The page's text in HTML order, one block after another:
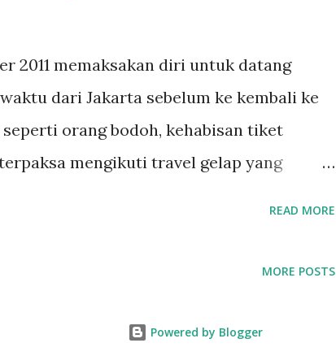
2011 memaksakan diri untuk datang
dari Jakarta sebelum ke kembali ke
orang bodoh, kehabisan tiket
mengikuti travel gelap yang
READ MORE
MORE POSTS
Powered by Blogger